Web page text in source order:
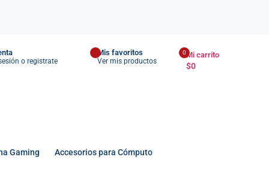
o registrate
Mis favoritos
Ver mis productos
0Mi carrito
$0
Gaming Accesorios para Cómputo